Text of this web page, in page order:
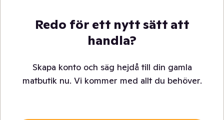
Redo för ett nytt sätt att
handla?
Skapa konto och säg hejdå till din gamla
matbutik nu. Vi kommer med allt du behöver.